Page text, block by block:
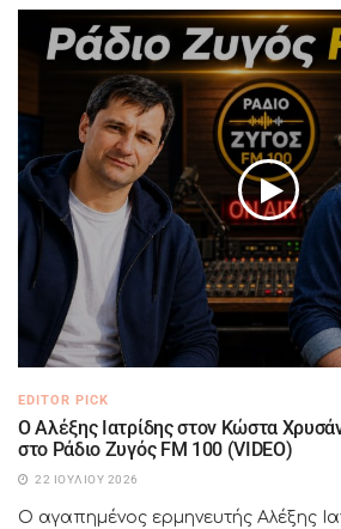
EDITOR PICK
Ο Αλέξης Ιατρίδης στον Κώστα
στο Ράδιο Ζυγός FM 100 (VIDEO)
22 ΙΟΥΛΊΟΥ 2026
Ο αγαπημένος ερμηνευτής Αλέξης